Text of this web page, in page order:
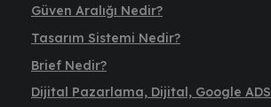
Güven Aralığı Nedir?
Tasarım Sistemi Nedir?
Brief Nedir?
Dijital Pazarlama, Dijital, Google ADS